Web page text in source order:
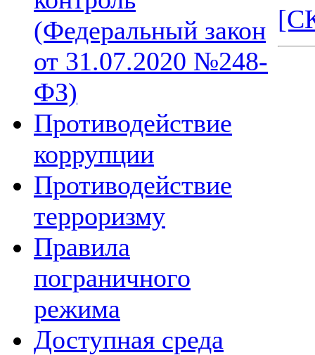
(Федеральный закон
от 31.07.2020 №248-
ФЗ)
Противодействие
коррупции
Противодействие
терроризму
Правила
пограничного
режима
Доступная среда